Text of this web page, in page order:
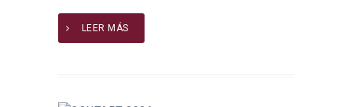
LEER MÁS